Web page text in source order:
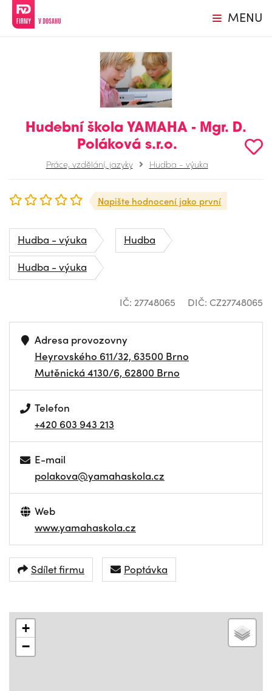
MENU
Hudební škola YAMAHA - Mgr. D.
Poláková s.r.o.
Práce, vzdělání, jazyky Hudba - výuka
Napište hodnocení jako první
Hudba - výuka
Hudba
Hudba - výuka
IČ: 27748065 DIČ: CZ27748065
Adresa provozovny
Heyrovského 611/32, 63500 Brno
Mutěnická 4130/6, 62800 Brno
Telefon
+420 603 943 213
E-mail
polakova@yamahaskola.cz
Web
www.yamahaskola.cz
Sdílet firmu Poptávka
+
−